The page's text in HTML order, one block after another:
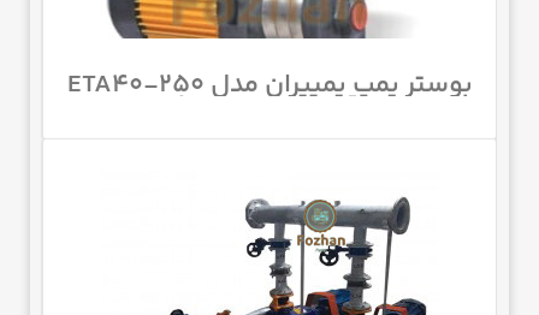
بوستر پمپ پمپیران مدل ETA40-250
با قدرت 20 اسب بخار